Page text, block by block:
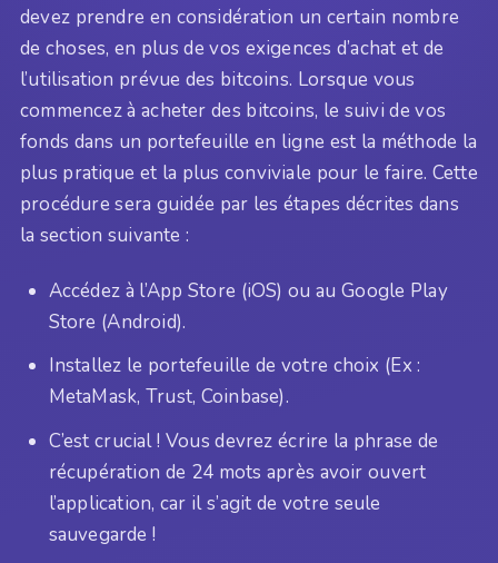
devez prendre en considération un certain nombre
de choses, en plus de vos exigences d’achat et de
l’utilisation prévue des bitcoins. Lorsque vous
commencez à acheter des bitcoins, le suivi de vos
fonds dans un portefeuille en ligne est la méthode la
plus pratique et la plus conviviale pour le faire. Cette
procédure sera guidée par les étapes décrites dans
la section suivante :
Accédez à l’App Store (iOS) ou au Google Play
Store (Android).
Installez le portefeuille de votre choix (Ex :
MetaMask, Trust, Coinbase).
C’est crucial ! Vous devrez écrire la phrase de
récupération de 24 mots après avoir ouvert
l’application, car il s’agit de votre seule
sauvegarde !